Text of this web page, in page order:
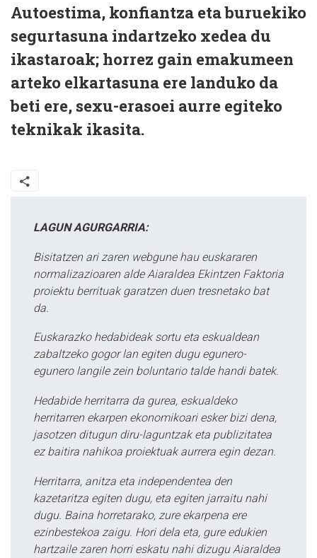
Autoestima, konfiantza eta buruekiko
segurtasuna indartzeko xedea du
ikastaroak; horrez gain emakumeen
arteko elkartasuna ere landuko da
beti ere, sexu-erasoei aurre egiteko
teknikak ikasita.
LAGUN AGURGARRIA:
Bisitatzen ari zaren webgune hau euskararen
normalizazioaren alde Aiaraldea Ekintzen Faktoria
proiektu berrituak garatzen duen tresnetako bat
da.
Euskarazko hedabideak sortu eta eskualdean
zabaltzeko gogor lan egiten dugu egunero-
egunero langile zein boluntario talde handi batek.
Hedabide herritarra da gurea, eskualdeko
herritarren ekarpen ekonomikoari esker bizi dena,
jasotzen ditugun diru-laguntzak eta publizitatea
ez baitira nahikoa proiektuak aurrera egin dezan.
Herritarra, anitza eta independentea den
kazetaritza egiten dugu, eta egiten jarraitu nahi
dugu. Baina horretarako, zure ekarpena ere
ezinbestekoa zaigu. Hori dela eta, gure edukien
hartzaile zaren horri eskatu nahi dizugu Aiaraldea